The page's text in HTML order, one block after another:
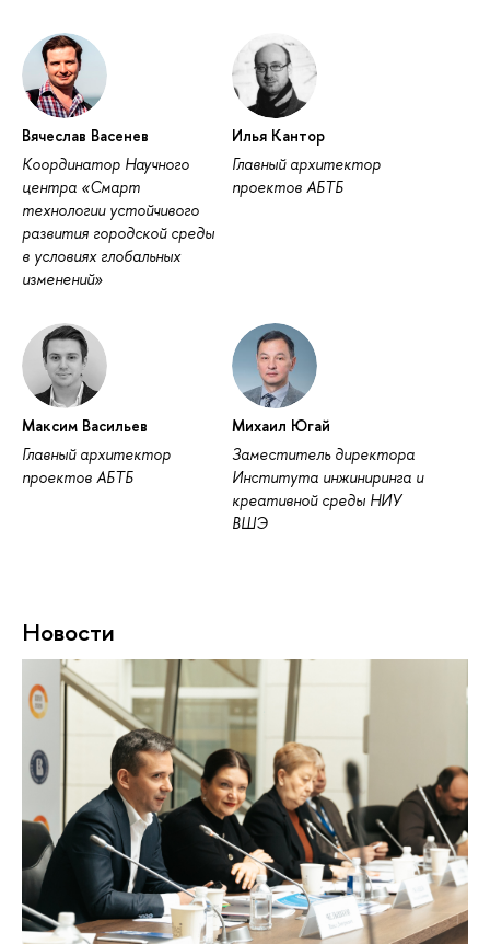
Вячеслав Васенев
Координатор Научного
центра «Смарт
технологии устойчивого
развития городской среды
в условиях глобальных
изменений»
Илья Кантор
Главный архитектор
проектов АБТБ
Максим Васильев
Главный архитектор
проектов АБТБ
Михаил Югай
Заместитель директора
Института инжиниринга и
креативной среды НИУ
ВШЭ
Новости